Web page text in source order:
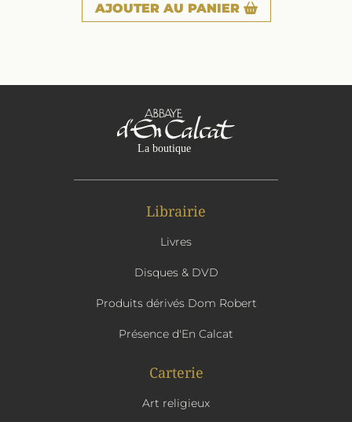
AJOUTER AU PANIER
Librairie
Livres
Disques & DVD
Produits dérivés Dom Robert
Présence d'En Calcat
Carterie
Art religieux